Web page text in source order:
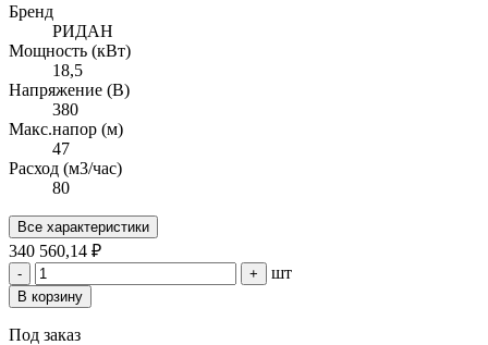
Бренд
РИДАН
Мощность (кВт)
18,5
Напряжение (В)
380
Макс.напор (м)
47
Расход (м3/час)
80
Все характеристики
340 560,14 ₽
- + шт
В корзину
Под заказ